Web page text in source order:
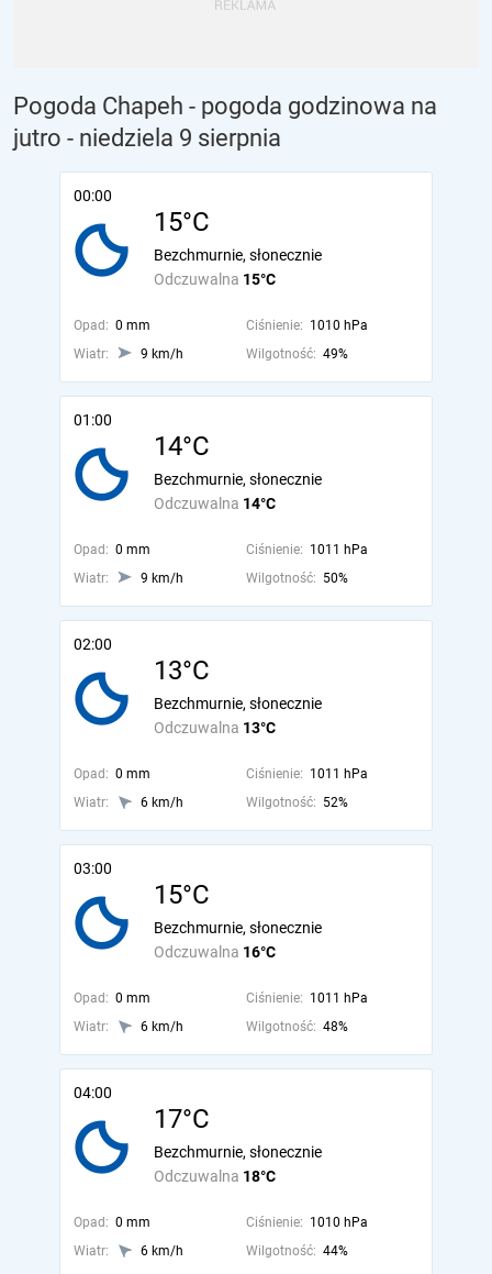
Pogoda Chapeh - pogoda godzinowa na
jutro - niedziela 9 sierpnia
00:00
15°C
Odczuwalna 15°C
Bezchmurnie, słonecznie
Opad: 0 mm Ciśnienie: 1010 hPa
Wiatr:
9 km/h Wilgotność: 49%
01:00
14°C
Odczuwalna 14°C
Bezchmurnie, słonecznie
Opad: 0 mm Ciśnienie: 1011 hPa
Wiatr:
9 km/h Wilgotność: 50%
02:00
13°C
Odczuwalna 13°C
Bezchmurnie, słonecznie
Opad: 0 mm Ciśnienie: 1011 hPa
Wiatr:
6 km/h Wilgotność: 52%
03:00
15°C
Odczuwalna 16°C
Bezchmurnie, słonecznie
Opad: 0 mm Ciśnienie: 1011 hPa
Wiatr:
6 km/h Wilgotność: 48%
04:00
17°C
Odczuwalna 18°C
Bezchmurnie, słonecznie
Opad: 0 mm Ciśnienie: 1010 hPa
Wiatr:
6 km/h Wilgotność: 44%